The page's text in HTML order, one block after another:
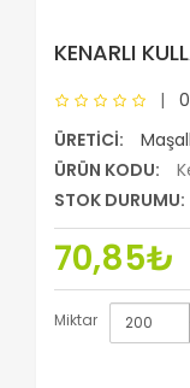
KENARLI
|
ÜRETICI:
ÜRÜN KODU:
STOK DURUMU:
70,85₺
Miktar